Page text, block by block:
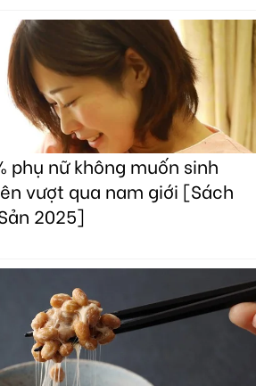
phụ nữ không muốn sinh
vượt qua nam giới [Sách
2025]